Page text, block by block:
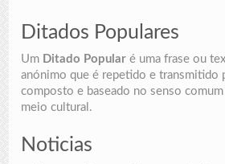
Ditados Populares
Um Ditado Popular é uma frase ou
anónimo que é repetido e transmitido
composto e baseado no senso
meio cultural.
Noticias